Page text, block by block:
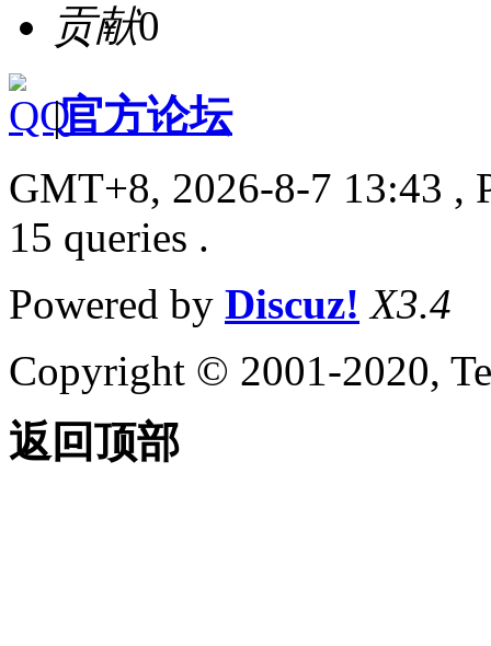
贡献0
|官方论坛
GMT+8, 2026-8-7 13:43 ,
15 queries .
Powered by Discuz! X3.4
Copyright © 2001-2020,
返回顶部